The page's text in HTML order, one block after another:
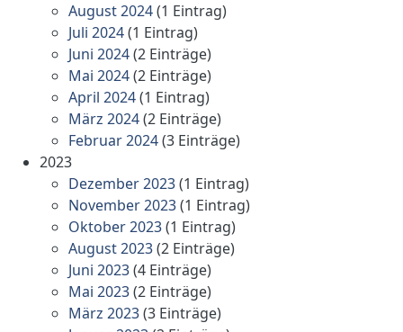
August 2024(1 Eintrag)
Juli 2024(1 Eintrag)
Juni 2024(2 Einträge)
Mai 2024(2 Einträge)
April 2024(1 Eintrag)
März 2024(2 Einträge)
Februar 2024(3 Einträge)
2023
Dezember 2023(1 Eintrag)
November 2023(1 Eintrag)
Oktober 2023(1 Eintrag)
August 2023(2 Einträge)
Juni 2023(4 Einträge)
Mai 2023(2 Einträge)
März 2023(3 Einträge)